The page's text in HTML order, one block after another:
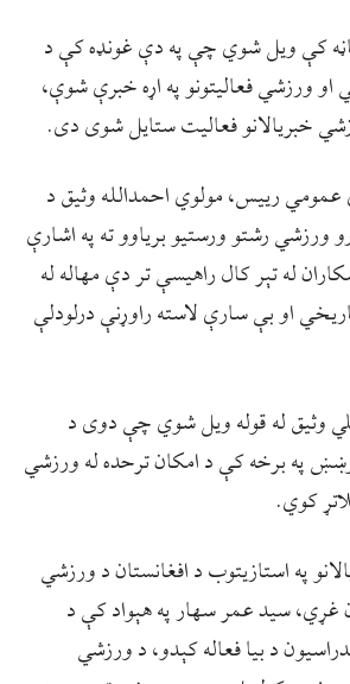
کې ویل شوي چې په دې غونډه کې د
ورزشي فعالیتونو په اړه خبرې شوې،
خبریالانو فعالیت ستایل شوی دی.
رییس، مولوي احمدالله وثیق د
ورزشي رشتو ورستیو بریاوو ته په اشارې
له تېر کال راهيسې تر دې مهاله له
او بې سارې لاسته راوړنې درلودلې
وثیق له قوله ویل شوي چې دوی د
په برخه کې د امکان ترحده له ورزشي
کوي.
په استازیتوب د افغانستان د ورزشي
غړي، سید عمر سهار په هېواد کې د
د بیا فعاله کېدو، د ورزشي